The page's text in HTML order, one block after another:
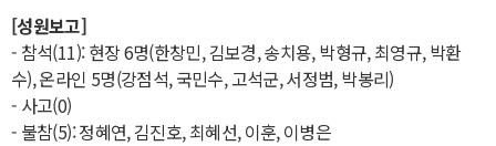
[성원보고]
- 참석(11): 현장 6명(한창민, 김보경, 송치용, 박형규, 최영규, 박환
수), 온라인 5명(강점석, 국민수, 고석군, 서정범, 박봉리)
- 사고(0)
- 불참(5): 정혜연, 김진호, 최혜선, 이훈, 이병은